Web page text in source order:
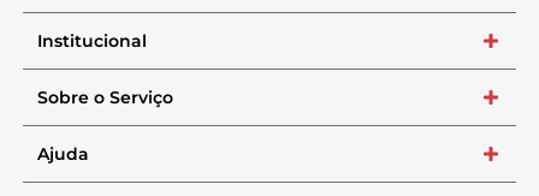
Institucional +
Sobre o Serviço +
Ajuda +